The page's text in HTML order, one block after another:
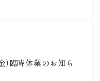
臨時休業のお知ら